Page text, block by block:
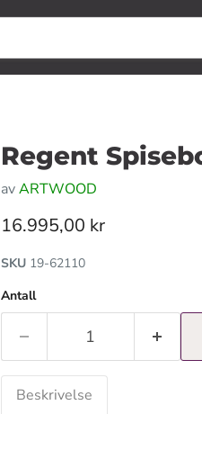
Regent
avARTWOOD
Gjeldende pris
16.995,00 kr
SKU 19-62110
Antall
Beskrivelse